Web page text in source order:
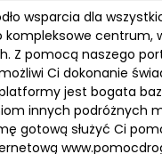
wsparcia dla
centrum,
Z pomocą naszego
Ci dokonanie
jest bogata
innych podróżnych
gotową służyć Ci